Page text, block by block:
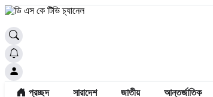
প্রচ্ছদ সারাদেশ জাতীয় আন্তর্জাতিক